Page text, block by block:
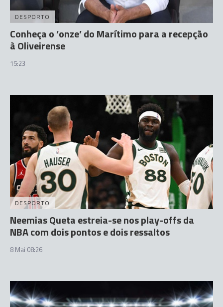
DESPORTO
Conheça o ‘onze’ do Marítimo para a recepção
à Oliveirense
15:23
DESPORTO
Neemias Queta estreia-se nos play-offs da
NBA com dois pontos e dois ressaltos
8 Mai 08:26